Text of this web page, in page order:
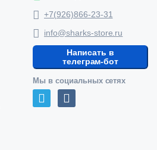
+7(926)866-23-31
info@sharks-store.ru
Написать в
телеграм-бот
Мы в социальных сетях